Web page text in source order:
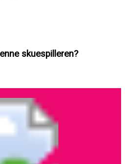
skuespilleren?